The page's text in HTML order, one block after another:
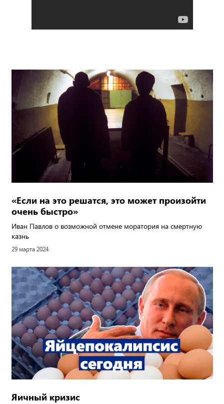
«Если на это решатся, это может произойти
очень быстро»
Иван Павлов о возможной отмене моратория на смертную
казнь
29 марта 2024
Яичный кризис